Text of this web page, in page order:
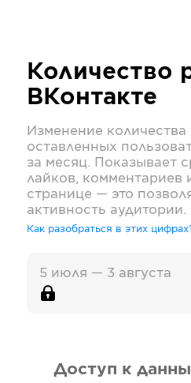
Количество
ВКонтакте
Изменение количества
оставленных
за месяц. Показывает
лайков, комментариев
странице — это
активность аудитории.
Как разобраться в этих
5 июля — 3 августа
Доступ к